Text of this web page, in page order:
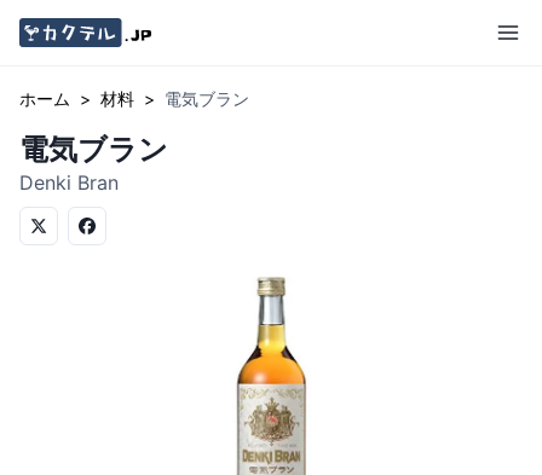
ホーム > 材料 > 電気ブラン
電気ブラン
Denki Bran